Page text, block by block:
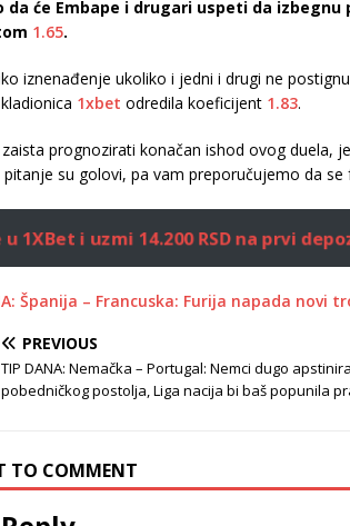
da će Embape i drugari uspeti da
1.65.
iznenađenje ukoliko i jedni i drugi ne
1xbet odredila koeficijent 1.83.
prognozirati konačan ishod ovog duela,
su golovi, pa vam preporučujemo da
1XBet i uzmi 14.200 RSD na prvi
Španija – Francuska: Furija napada novi
PREVIOUS
TIP DANA: Nemačka – Portugal: Nemci dugo
pobedničkog postolja, Liga nacija bi baš popunila
TO COMMENT